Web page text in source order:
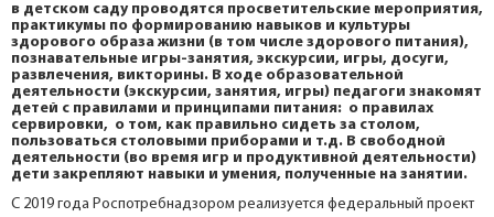
в детском саду проводятся просветительские мероприятия,
практикумы по формированию навыков и культуры
здорового образа жизни (в том числе здорового питания),
познавательные игры-занятия, экскурсии, игры, досуги,
развлечения, викторины. В ходе образовательной
деятельности (экскурсии, занятия, игры) педагоги знакомят
детей с правилами и принципами питания: о правилах
сервировки, о том, как правильно сидеть за столом,
пользоваться столовыми приборами и т.д. В свободной
деятельности (во время игр и продуктивной деятельности)
дети закрепляют навыки и умения, полученные на занятии.
С 2019 года Роспотребнадзором реализуется федеральный проект